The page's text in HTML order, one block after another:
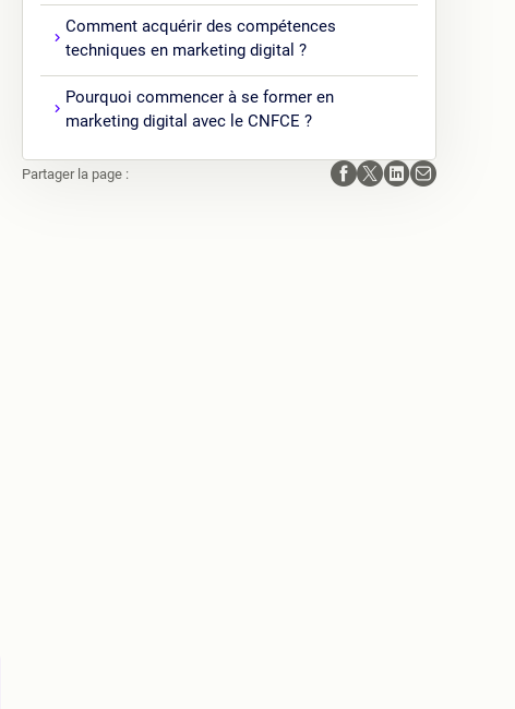
Comment acquérir des compétences
techniques en marketing digital ?
Pourquoi commencer à se former en
marketing digital avec le CNFCE ?
Partager la page :